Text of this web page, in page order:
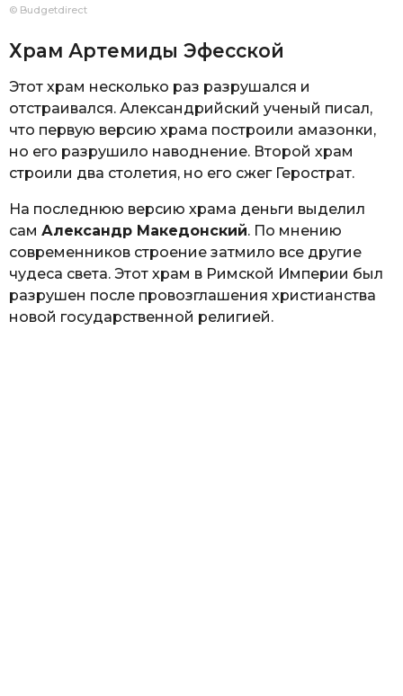
© Budgetdirect
Храм Артемиды Эфесской
Этот храм несколько раз разрушался и
отстраивался. Александрийский ученый писал,
что первую версию храма построили амазонки,
но его разрушило наводнение. Второй храм
строили два столетия, но его сжег Герострат.
На последнюю версию храма деньги выделил
сам Александр Македонский. По мнению
современников строение затмило все другие
чудеса света. Этот храм в Римской Империи был
разрушен после провозглашения христианства
новой государственной религией.